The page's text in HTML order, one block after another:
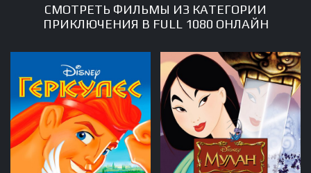
СМОТРЕТЬ ФИЛЬМЫ ИЗ КАТЕГОРИИ
ПРИКЛЮЧЕНИЯ В FULL 1080 ОНЛАЙН